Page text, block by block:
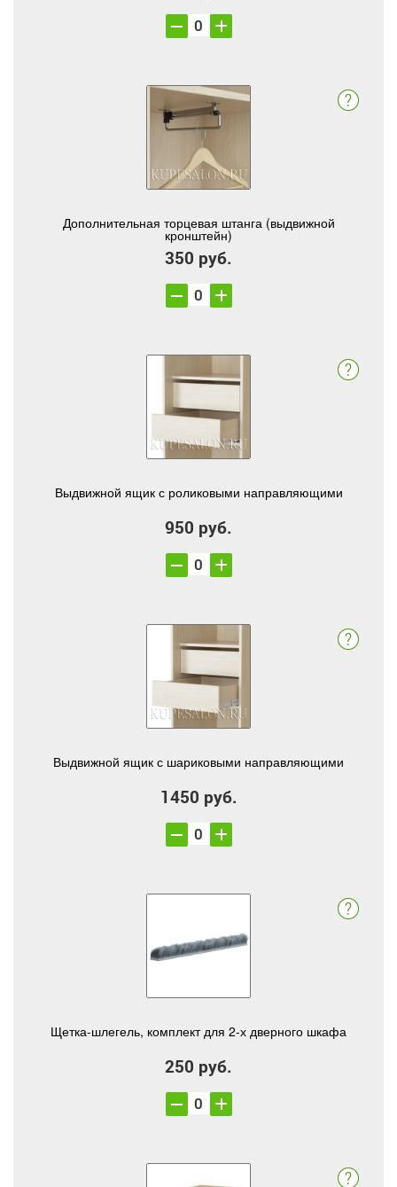
Дополнительная торцевая штанга (выдвижной
кронштейн)
350 руб.
Выдвижной ящик с роликовыми направляющими
950 руб.
Выдвижной ящик с шариковыми направляющими
1450 руб.
Щетка-шлегель, комплект для 2-х дверного шкафа
250 руб.